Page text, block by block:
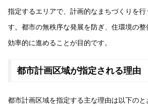
指定するエリアで、計画的なまちづくりを行
す。都市の無秩序な発展を防ぎ、住環境の
効率的に進めることが目的です。
都市計画区域が指定される理由
都市計画区域を指定する主な理由は以下のと